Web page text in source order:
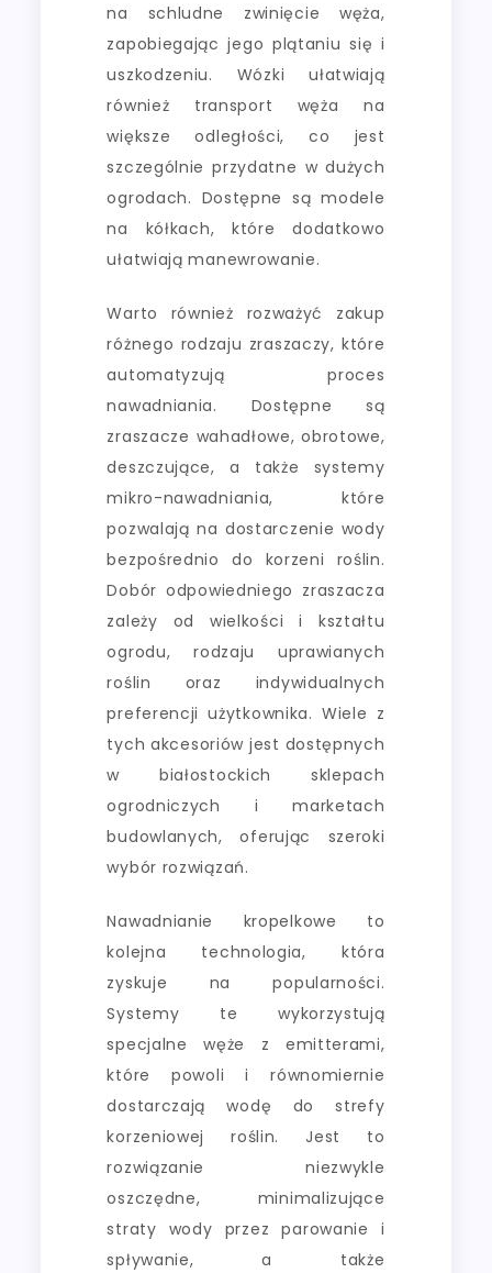
na schludne zwinięcie węża,
zapobiegając jego plątaniu się i
uszkodzeniu. Wózki ułatwiają
również transport węża na
większe odległości, co jest
szczególnie przydatne w dużych
ogrodach. Dostępne są modele
na kółkach, które dodatkowo
ułatwiają manewrowanie.
Warto również rozważyć zakup
różnego rodzaju zraszaczy, które
automatyzują proces
nawadniania. Dostępne są
zraszacze wahadłowe, obrotowe,
deszczujące, a także systemy
mikro-nawadniania, które
pozwalają na dostarczenie wody
bezpośrednio do korzeni roślin.
Dobór odpowiedniego zraszacza
zależy od wielkości i kształtu
ogrodu, rodzaju uprawianych
roślin oraz indywidualnych
preferencji użytkownika. Wiele z
tych akcesoriów jest dostępnych
w białostockich sklepach
ogrodniczych i marketach
budowlanych, oferując szeroki
wybór rozwiązań.
Nawadnianie kropelkowe to
kolejna technologia, która
zyskuje na popularności.
Systemy te wykorzystują
specjalne węże z emitterami,
które powoli i równomiernie
dostarczają wodę do strefy
korzeniowej roślin. Jest to
rozwiązanie niezwykle
oszczędne, minimalizujące
straty wody przez parowanie i
spływanie, a także